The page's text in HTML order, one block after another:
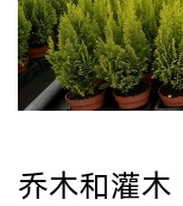
乔木和灌木